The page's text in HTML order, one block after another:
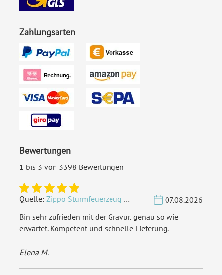
EAN:
Zahlungsarten
Bewertungen
1 bis 3 von 3398 Bewertungen
Quelle: Zippo Sturmfeuerzeug Chrom - Verzierte Initialen
07.08.2026
Bin sehr zufrieden mit der Gravur, genau so wie
erwartet. Kompetent und schnelle Lieferung.
Elena M.